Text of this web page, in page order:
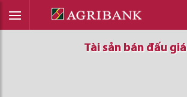
Tài sản bán đấu giá
Tài sản bán đấu giá
Tài sản bán đấu giá